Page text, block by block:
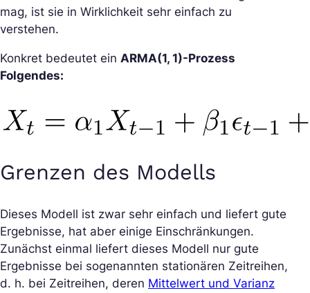
mag, ist sie in Wirklichkeit sehr einfach zu
verstehen.
Konkret bedeutet ein ARMA(1, 1)-Prozess
Folgendes:
Grenzen des Modells
Dieses Modell ist zwar sehr einfach und liefert gute
Ergebnisse, hat aber einige Einschränkungen.
Zunächst einmal liefert dieses Modell nur gute
Ergebnisse bei sogenannten stationären Zeitreihen,
d. h. bei Zeitreihen, deren Mittelwert und Varianz